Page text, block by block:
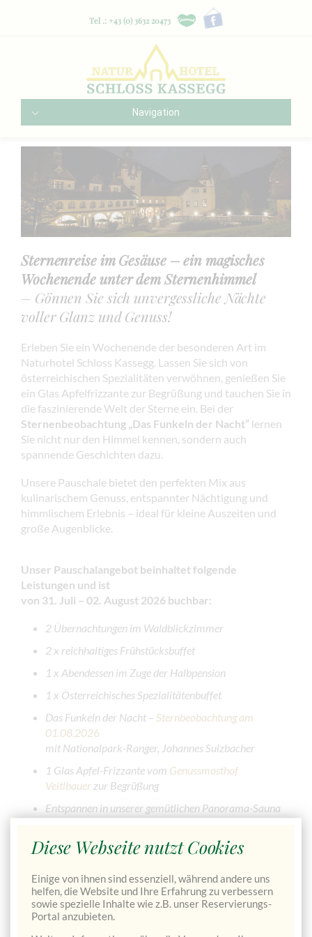
Tel .: +43 (0) 3632 20473
Navigation
Sternenreise im Gesäuse – ein magisches
Wochenende unter dem Sternenhimmel
– Gönnen Sie sich unvergessliche Nächte
voller Glanz und Genuss!
Erleben Sie ein Wochenende der besonderen Art im
Naturhotel Schloss Kassegg. Lassen Sie sich von
österreichischen Spezialitäten verwöhnen, genießen Sie
ein Glas Apfelfrizzante zur Begrüßung und tauchen Sie in
die faszinierende Welt der Sterne ein. Bei der
Sternenbeobachtung „Das Funkeln der Nacht“ lernen
Sie nicht nur den Himmel kennen, sondern auch
spannende Geschichten dazu.
Unsere Pauschale bietet den perfekten Mix aus
kulinarischem Genuss, entspannter Nächtigung und
himmlischem Erlebnis – ideal für kleine Auszeiten und
große Augenblicke.
Unser Pauschalangebot beinhaltet folgende
Leistungen und ist
von 31. Juli – 02. August 2026 buchbar:
2 Übernachtungen im Waldblickzimmer
2 x reichhaltiges Frühstücksbuffet
1 x Abendessen im Zuge der Halbpension
1 x Österreichisches Spezialitätenbuffet
Das Funkeln der Nacht – Sternbeobachtung am
01.08.2026
mit Nationalpark-Ranger, Johannes Sulzbacher
1 Glas Apfel-Frizzante vom Genussmosthof
Veitlbauer zur Begrüßung
Entspannen in unserer gemütlichen Panorama-Sauna
JETZT VERFÜGBARKEIT PRÜFEN & DIREKT BUCHEN
Pauschalpreis für 2 Übernachtungen
Diese Webseite nutzt Cookies
Einige von ihnen sind essenziell, während andere uns
helfen, die Website und Ihre Erfahrung zu verbessern
sowie spezielle Inhalte wie z.B. unser Reservierungs-
Portal anzubieten.